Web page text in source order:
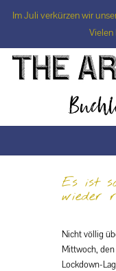
Im Juli verkürzen wir
Vielen
Skip
Es ist
wieder
Nicht völlig
Mittwoch,
Lockdown-